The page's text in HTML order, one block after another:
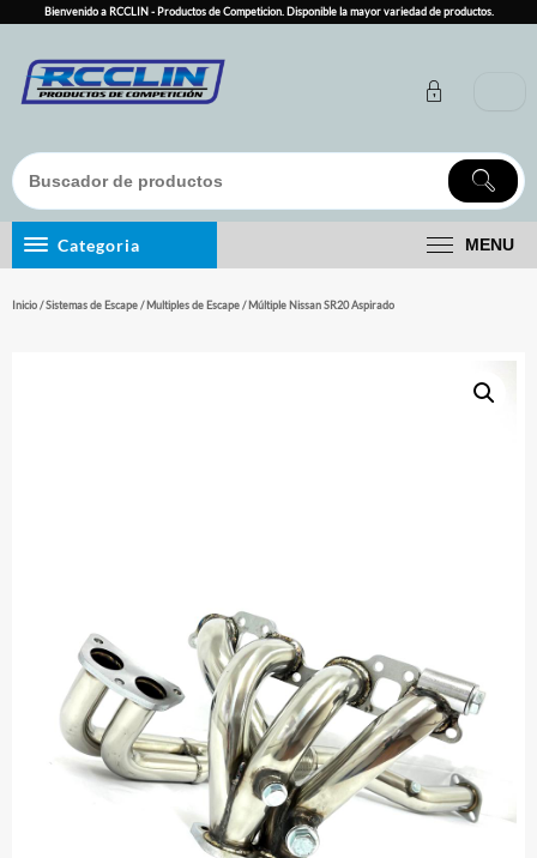
content
Bienvenido a RCCLIN - Productos de Competicion. Disponible la mayor variedad de productos.
Categoria MENU
Inicio/Sistemas de Escape/Multiples de Escape/ Múltiple Nissan SR20 Aspirado